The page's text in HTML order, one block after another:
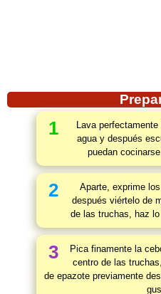
1
Lava
agua y después
puedan
2
Aparte, exprime
después viértelo de
de las truchas, haz
3
Pica finamente la
centro de las
de epazote previamente